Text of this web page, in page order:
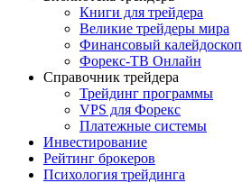
Книги для трейдера
Великие трейдеры мира
Финансовый калейдоскоп
Форекс-ТВ Онлайн
Справочник трейдера
Трейдинг программы
VPS для Форекс
Платежные системы
Инвестирование
Рейтинг брокеров
Психология трейдинга